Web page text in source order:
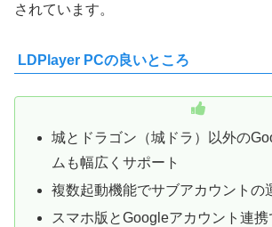
されています。
LDPlayer PCの良いところ
城とドラゴン（城ドラ）以外の
ムも幅広くサポート
複数起動機能でサブアカウントの
スマホ版とGoogleアカウント連